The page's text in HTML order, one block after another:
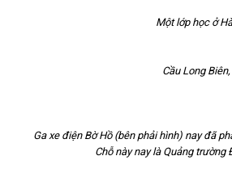
Một lớp học ở
Cầu Long
Ga xe điện Bờ Hồ (bên phải hình) nay đã
Chỗ này nay là Quảng trường